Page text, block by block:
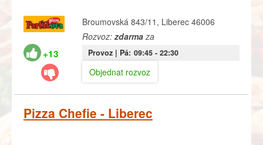
+13
Broumovská 843/11, Liberec 46006
Rozvoz:zdarmaza
Provoz | Pá: 09:45- 22:30
Objednat rozvoz
Pizza Chefie - Liberec